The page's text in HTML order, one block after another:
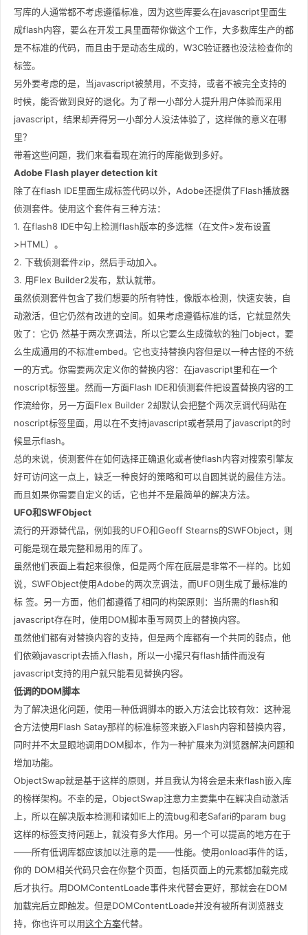
写库的人通常都不考虑遵循标准，因为这些库要么在javascript里面生
成flash内容，要么在开发工具里面帮你做这个工作，大多数库生产的都
是不标准的代码，而且由于是动态生成的，W3C验证器也没法检查你的
标签。
另外要考虑的是，当javascript被禁用，不支持，或者不被完全支持的
时候，能否做到良好的退化。为了帮一小部分人提升用户体验而采用
javascript，结果却弄得另一小部分人没法体验了，这样做的意义在哪
里？
带着这些问题，我们来看看现在流行的库能做到多好。
Adobe Flash player detection kit
除了在flash IDE里面生成标签代码以外，Adobe还提供了Flash播放器
侦测套件。使用这个套件有三种方法：
1. 在flash8 IDE中勾上检测flash版本的多选框（在文件>发布设置
>HTML）。
2. 下载侦测套件zip，然后手动加入。
3. 用Flex Builder2发布，默认就带。
虽然侦测套件包含了我们想要的所有特性，像版本检测，快速安装，自
动激活，但它仍然有改进的空间。如果考虑遵循标准的话，它就显然失
败了：它仍 然基于两次烹调法，所以它要么生成微软的独门object，要
么生成通用的不标准embed。它也支持替换内容但是以一种古怪的不统
一的方式。你需要两次定义你的替换内容：在javascript里和在一个
noscript标签里。然而一方面Flash IDE和侦测套件把设置替换内容的工
作流给你，另一方面Flex Builder 2却默认会把整个两次烹调代码贴在
noscript标签里面，用以在不支持javascript或者禁用了javascript的时
候显示flash。
总的来说，侦测套件在如何选择正确退化或者使flash内容对搜索引擎友
好可访问这一点上，缺乏一种良好的策略和可以自圆其说的最佳方法。
而且如果你需要自定义的话，它也并不是最简单的解决方法。
UFO和SWFObject
流行的开源替代品，例如我的UFO和Geoff Stearns的SWFObject，则
可能是现在最完整和易用的库了。
虽然他们表面上看起来很像，但是两个库在底层是非常不一样的。比如
说，SWFObject使用Adobe的两次烹调法，而UFO则生成了最标准的
标 签。另一方面，他们都遵循了相同的构架原则：当所需的flash和
javascript存在时，使用DOM脚本重写网页上的替换内容。
虽然他们都有对替换内容的支持，但是两个库都有一个共同的弱点，他
们依赖javascript去插入flash，所以一小撮只有flash插件而没有
javascript支持的用户就只能看见替换内容。
低调的DOM脚本
为了解决退化问题，使用一种低调脚本的嵌入方法会比较有效：这种混
合方法使用Flash Satay那样的标准标签来嵌入Flash内容和替换内容，
同时并不太显眼地调用DOM脚本，作为一种扩展来为浏览器解决问题和
增加功能。
ObjectSwap就是基于这样的原则，并且我认为将会是未来flash嵌入库
的榜样架构。不幸的是，ObjectSwap注意力主要集中在解决自动激活
上，所以在解决版本检测和诸如IE上的流bug和老Safari的param bug
这样的标签支持问题上，就没有多大作用。另一个可以提高的地方在于
——所有低调库都应该加以注意的是——性能。使用onload事件的话，
你的 DOM相关代码只会在你整个页面，包括页面上的元素都加载完成
后才执行。用DOMContentLoade事件来代替会更好，那就会在DOM
加载完后立即触发。但是DOMContentLoade并没有被所有浏览器支
持，你也许可以用这个方案代替。